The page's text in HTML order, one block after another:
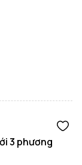
3 phương